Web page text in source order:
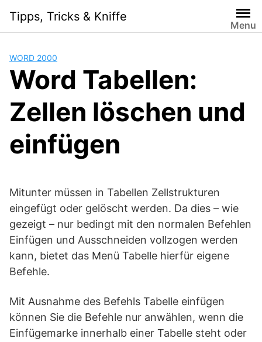
content
Tipps, Tricks & Kniffe
Menu
WORD 2000
Word Tabellen:
Zellen löschen und
einfügen
Mitunter müssen in Tabellen Zellstrukturen
eingefügt oder gelöscht werden. Da dies – wie
gezeigt – nur bedingt mit den normalen Befehlen
Einfügen und Ausschneiden vollzogen werden
kann, bietet das Menü Tabelle hierfür eigene
Befehle.
Mit Ausnahme des Befehls Tabelle einfügen
können Sie die Befehle nur anwählen, wenn die
Einfügemarke innerhalb einer Tabelle steht oder